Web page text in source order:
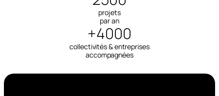
piétons (potelets, barrières,
bornes), aménager les abords
d’écoles ou organiser les
stationnements vélos et zones
fumeurs. Conçus pour des
environnements exigeants, ils
projets
par an
+4000
collectivités & entreprises
accompagnées